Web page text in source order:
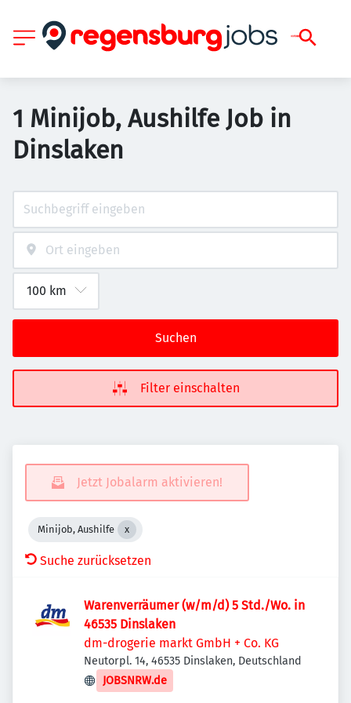
1 Minijob, Aushilfe Job in
Dinslaken
Suchen
Filter einschalten
Jetzt Jobalarm aktivieren!
Minijob, Aushilfe
Suche zurücksetzen
Warenverräumer (w/m/d) 5 Std./Wo. in
46535 Dinslaken
dm-drogerie markt GmbH + Co. KG
Neutorpl. 14, 46535 Dinslaken, Deutschland
JOBSNRW.de